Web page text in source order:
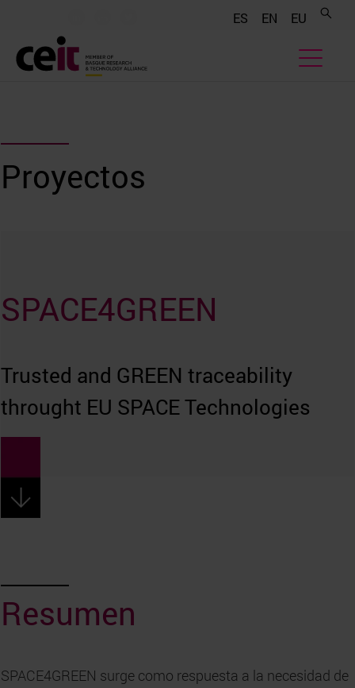
ES EN EU
Proyectos
SPACE4GREEN
Trusted and GREEN traceability
throught EU SPACE Technologies
Resumen
SPACE4GREEN surge como respuesta a la necesidad de